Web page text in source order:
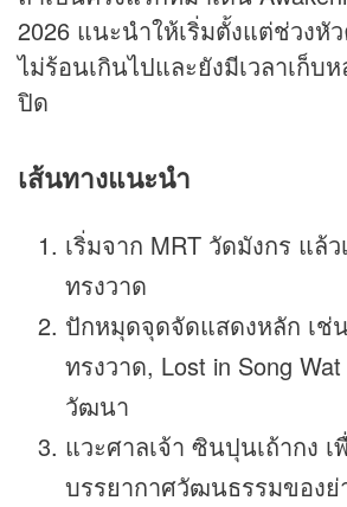
2026 แนะนำให้เริ่มตั้งแต่ช่วงหั
ไม่ร้อนเกินไปและยังมีเวลาเก็บ
ปิด
เส้นทางแนะนำ
เริ่มจาก MRT วัดมังกร แล้
ทรงวาด
ปักหมุดจุดจัดแสดงหลัก เช่
ทรงวาด, Lost in Song
วัฒนา
แวะศาลเจ้า ซินปุนเถ้ากง
บรรยากาศวัฒนธรรมของย่